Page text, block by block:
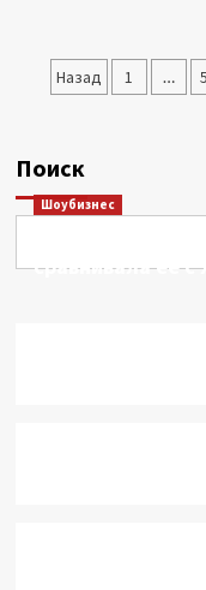
почему
и
Назад 1 …
Поиск
Шоубизнес
Этери
сравнивала ее